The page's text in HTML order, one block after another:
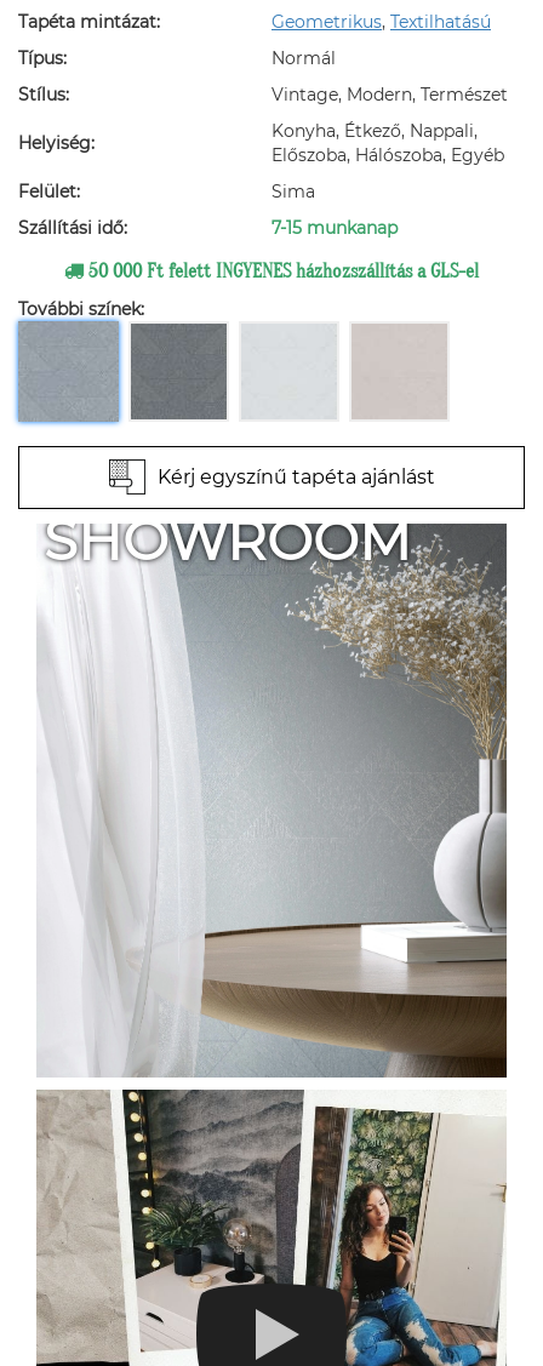
Tapéta mintázat:
Geometrikus, Textilhatású
Típus:
Normál
Stílus:
Vintage, Modern, Természet
Helyiség:
Konyha, Étkező, Nappali,
Előszoba, Hálószoba, Egyéb
Felület:
Sima
Szállítási idő:
7-15 munkanap
50 000 Ft felett INGYENES házhozszállítás a GLS-el
További színek:
Kérj egyszínű tapéta ajánlást
SHOWROOM